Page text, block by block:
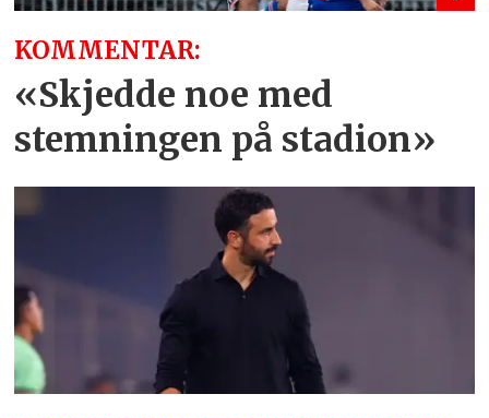
KOMMENTAR:
«Skjedde noe med
stemningen på stadion»